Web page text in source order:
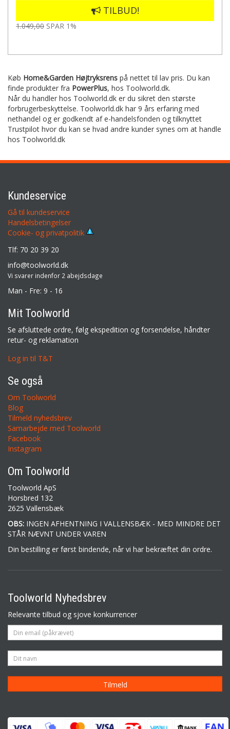
TILBUD!
1.049,00 SPAR 1%
Køb Home&Garden Højtryksrens på nettet til lav pris. Du kan
finde produkter fra PowerPlus, hos Toolworld.dk.
Når du handler hos Toolworld.dk er du sikret den største
forbrugerbeskyttelse. Toolworld.dk har 9 års erfaring med
nethandel og er godkendt af e-handelsfonden og tilknyttet
Trustpilot hvor du kan se hvad andre kunder synes om at handle
hos Toolworld.dk
Kundeservice
Gå til kundeservice
Handelsbetingelser
Cookie- og privatpolitik
Tlf: 70 20 39 20
info@toolworld.dk
Vi svarer indenfor 2 abejdsdage
Man - Fre: 9 - 16
Mit Toolworld
Se afsluttede ordre, følg ekspedition og forsendelse, håndter
retur- og reklamation
Log in til T&T
Se også
Om Toolworld
Blog
Tilmeld nyhedsbrev
Samarbejde med Toolworld
Facebook
Instagram
Om Toolworld
Toolworld ApS
Horsbred 132
2625 Vallensbæk
OBS: INGEN AFHENTNING I VALLENSBÆK - MED MINDRE DET
STÅR NÆVNT UNDER VAREN
Din bestilling er først bindende, når vi har bekræftet din ordre.
Toolworld Nyhedsbrev
Relevante tilbud og sjove konkurrencer